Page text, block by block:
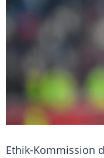
Ethik-Kommission